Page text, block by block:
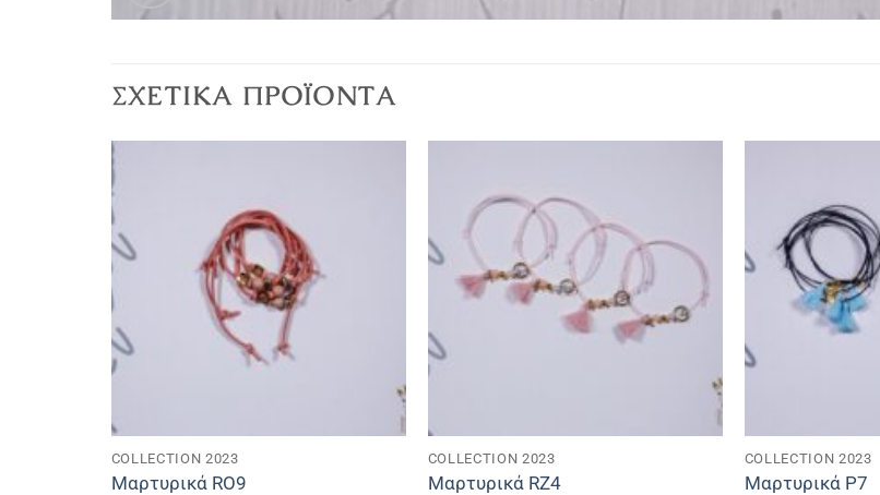
ΣΧΕΤΙΚΆ ΠΡΟΪΌΝΤΑ
COLLECTION 2023
Μαρτυρικά RO9
COLLECTION 2023
Μαρτυρικά RZ4
COLLECTION 2023
Μαρτυρικά P7